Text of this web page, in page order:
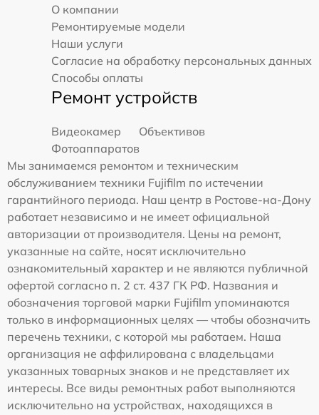
О компании
Ремонтируемые модели
Наши услуги
Согласие на обработку персональных данных
Способы оплаты
Ремонт устройств
Видеокамер
Объективов
Фотоаппаратов
Мы занимаемся ремонтом и техническим
обслуживанием техники Fujifilm по истечении
гарантийного периода. Наш центр в Ростове-на-Дону
работает независимо и не имеет официальной
авторизации от производителя. Цены на ремонт,
указанные на сайте, носят исключительно
ознакомительный характер и не являются публичной
офертой согласно п. 2 ст. 437 ГК РФ. Названия и
обозначения торговой марки Fujifilm упоминаются
только в информационных целях — чтобы обозначить
перечень техники, с которой мы работаем. Наша
организация не аффилирована с владельцами
указанных товарных знаков и не представляет их
интересы. Все виды ремонтных работ выполняются
исключительно на устройствах, находящихся в